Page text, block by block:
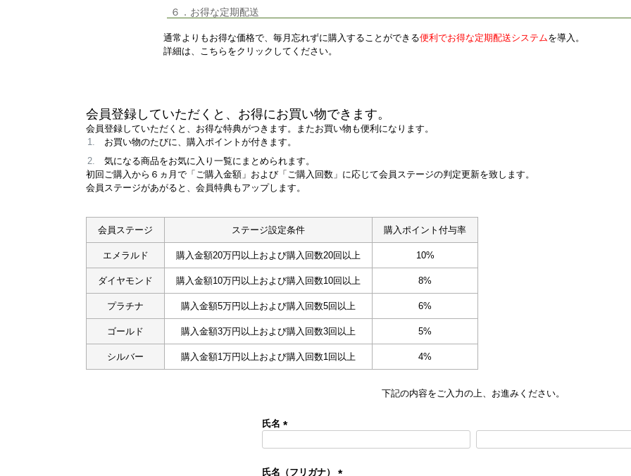
６．お得な定期配送
通常よりもお得な価格で、毎月忘れずに購入することができる便利でお得な定期配送システムを導入。
詳細は、こちらをクリックしてください。
会員登録していただくと、お得にお買い物できます。
会員登録していただくと、お得な特典がつきます。またお買い物も便利になります。
お買い物のたびに、購入ポイントが付きます。
気になる商品をお気に入り一覧にまとめられます。
初回ご購入から６ヵ月で「ご購入金額」および「ご購入回数」に応じて会員ステージの判定更新を致します。
会員ステージがあがると、会員特典もアップします。
会員ステージ ステージ設定条件 購入ポイント付与率
エメラルド 購入金額20万円以上および購入回数20回以上 10%
ダイヤモンド 購入金額10万円以上および購入回数10回以上 8%
プラチナ 購入金額5万円以上および購入回数5回以上 6%
ゴールド 購入金額3万円以上および購入回数3回以上 5%
シルバー 購入金額1万円以上および購入回数1回以上 4%
下記の内容をご入力の上、お進みください。
氏名
須
氏名（フリガナ）